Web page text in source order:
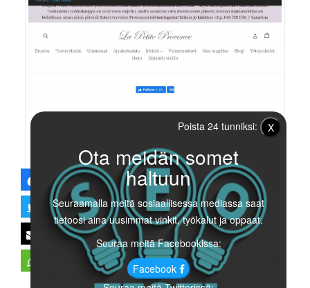
Lapetiteprovence.fi
60/100
PISTEET
0
GLOBAALI
0%
LATAUTUMINEN
Ota meidän somet
haltuun
Seuraamalla meitä sosiaallisessa mediassa saat
tietoosi aina uusimmat vinkit, työkalut ja oppaat.
Seuraa meitä Facebookissa:
Facebook
Poista 24 tunniksi: X